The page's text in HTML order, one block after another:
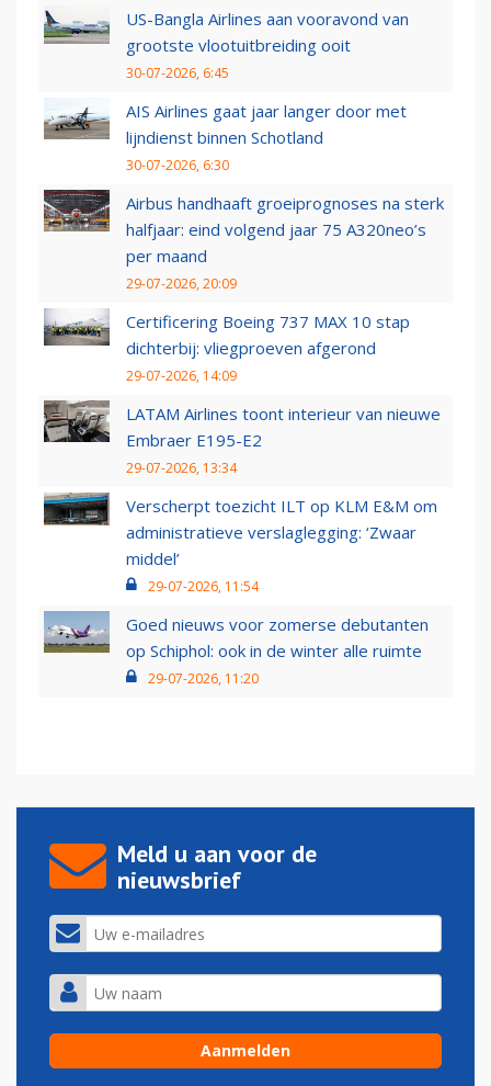
US-Bangla Airlines aan vooravond van
grootste vlootuitbreiding ooit
30-07-2026, 6:45
AIS Airlines gaat jaar langer door met
lijndienst binnen Schotland
30-07-2026, 6:30
Airbus handhaaft groeiprognoses na sterk
halfjaar: eind volgend jaar 75 A320neo’s
per maand
29-07-2026, 20:09
Certificering Boeing 737 MAX 10 stap
dichterbij: vliegproeven afgerond
29-07-2026, 14:09
LATAM Airlines toont interieur van nieuwe
Embraer E195-E2
29-07-2026, 13:34
Verscherpt toezicht ILT op KLM E&M om
administratieve verslaglegging: ‘Zwaar
middel’
29-07-2026, 11:54
Goed nieuws voor zomerse debutanten
op Schiphol: ook in de winter alle ruimte
29-07-2026, 11:20
Meld u aan voor de
nieuwsbrief